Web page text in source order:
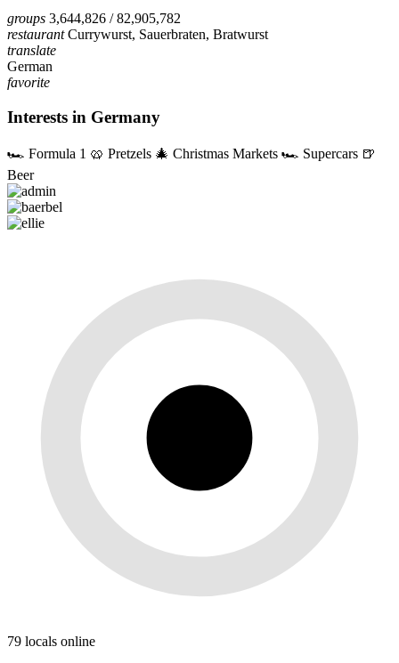
groups 3,644,826 / 82,905,782
restaurant Currywurst, Sauerbraten, Bratwurst
translate
German
favorite
Interests in Germany
🏎️ Formula 1 🥨 Pretzels 🎄 Christmas Markets 🏎️ Supercars 🍺
Beer
79 locals online